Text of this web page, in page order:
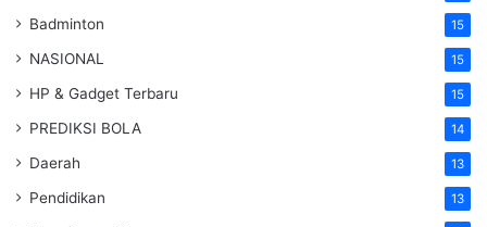
Badminton 15
NASIONAL 15
HP & Gadget Terbaru 15
PREDIKSI BOLA 14
Daerah 13
Pendidikan 13